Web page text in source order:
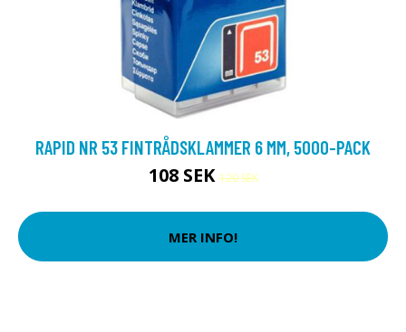
RAPID NR 53 FINTRÅDSKLAMMER 6 MM, 5000-PACK
108 SEK120 SEK
MER INFO!